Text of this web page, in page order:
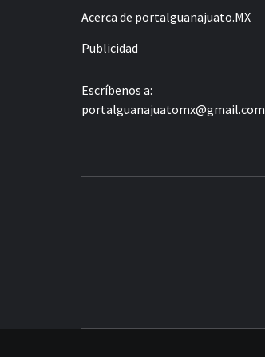
Acerca de portalguanajuato.MX
Publicidad
Escríbenos a:
portalguanajuatomx@gmail.com